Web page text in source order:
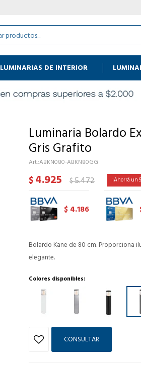
LUMINARIAS DE INTERIOR
Luminaria Bolardo
Gris Grafito
ABKN080-ABKN80GG
$4.925 $5.472 9
$ 4.186
Bolardo Kane de 80 cm. Proporciona
elegante.
Colores disponibles:
CONSULTAR